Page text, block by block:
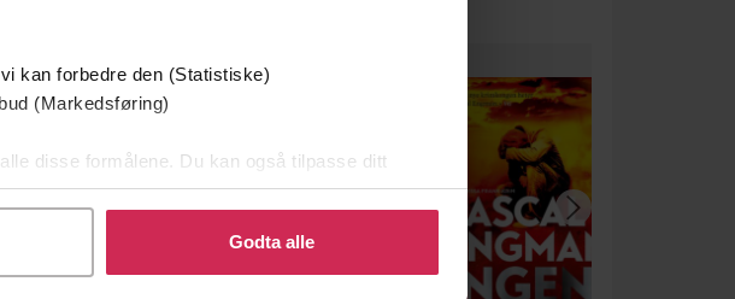
kan forbedre den (Statistiske)
(Markedsføring)
disse formålene. Du kan også tilpasse ditt
helst trekke tilbake eller endre ditt samtykke.
Godta alle